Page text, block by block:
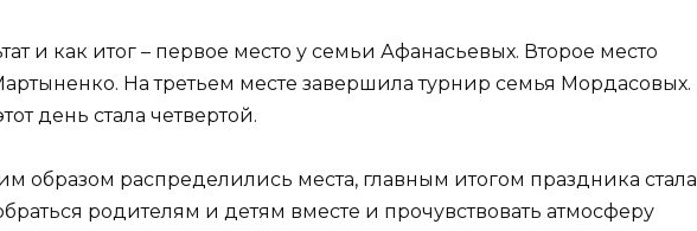
и как итог – первое место у семьи Афанасьевых. Второе место
На третьем месте завершила турнир семья Мордасовых.
день стала четвертой.
образом распределились места, главным итогом праздника стала
родителям и детям вместе и прочувствовать атмосферу